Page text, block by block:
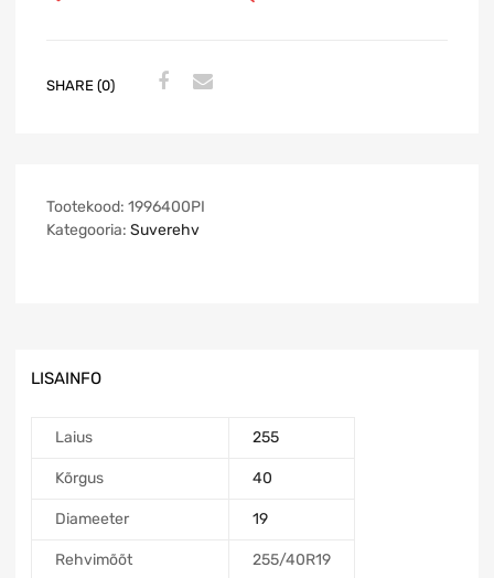
SHARE (0)
Tootekood: 1996400PI
Kategooria: Suverehv
LISAINFO
Laius 255
Kõrgus 40
Diameeter 19
Rehvimõõt 255/40R19